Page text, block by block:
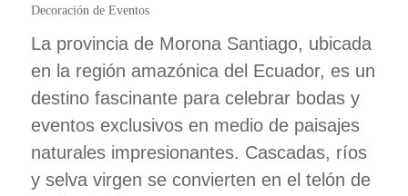
Decoración de Eventos
La provincia de Morona Santiago, ubicada
en la región amazónica del Ecuador, es un
destino fascinante para celebrar bodas y
eventos exclusivos en medio de paisajes
naturales impresionantes. Cascadas, ríos
y selva virgen se convierten en el telón de